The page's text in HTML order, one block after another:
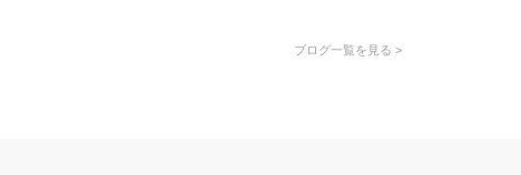
ブログ一覧を見る >